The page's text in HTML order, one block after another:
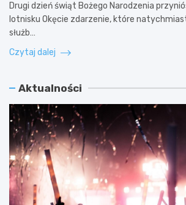
Drugi dzień świąt Bożego Narodzenia
lotnisku Okęcie zdarzenie, które
służb…
Czytaj dalej
Aktualności